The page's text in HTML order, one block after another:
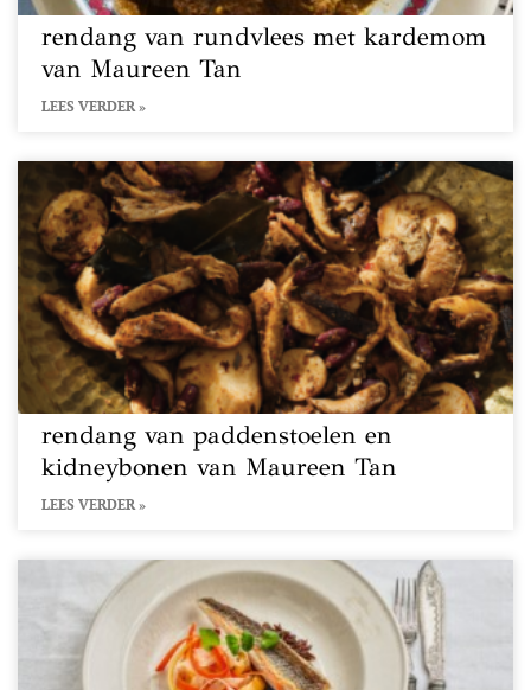
rendang van rundvlees met kardemom
van Maureen Tan
LEES VERDER »
rendang van paddenstoelen en
kidneybonen van Maureen Tan
LEES VERDER »